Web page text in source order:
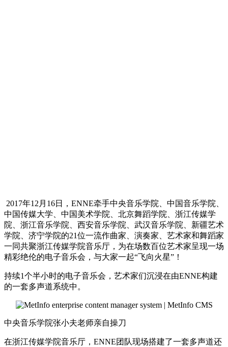
2017年12月16日，ENNE牵手中央音乐学院、中国音乐学院、
中国传媒大学、中国美术学院、北京舞蹈学院、浙江传媒学
院、浙江音乐学院、西安音乐学院、武汉音乐学院、新疆艺术
学院、济宁学院的21位一流作曲家、演奏家、艺术家和舞蹈家
一同共聚浙江传媒学院音乐厅，为在场数百位艺术家呈现一场
精彩绝伦的电子音乐会，与大家一起“飞向火星”！
持续1个半小时的电子音乐会，艺术家们沉浸在由ENNE构建
的一套多声道系统中。
中央音乐学院张小夫老师亲自操刀
在浙江传媒学院音乐厅，ENNE团队现场搭建了一套多声道还